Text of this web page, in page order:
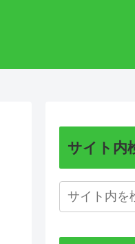
サイト内